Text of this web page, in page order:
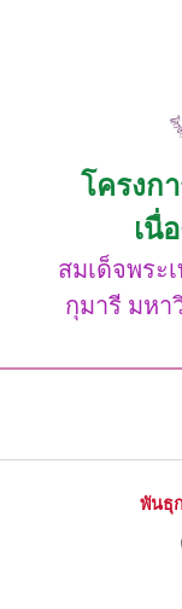
โครงก
เนื่
สมเด็จพระ
กุมารี มหา
พันธุ